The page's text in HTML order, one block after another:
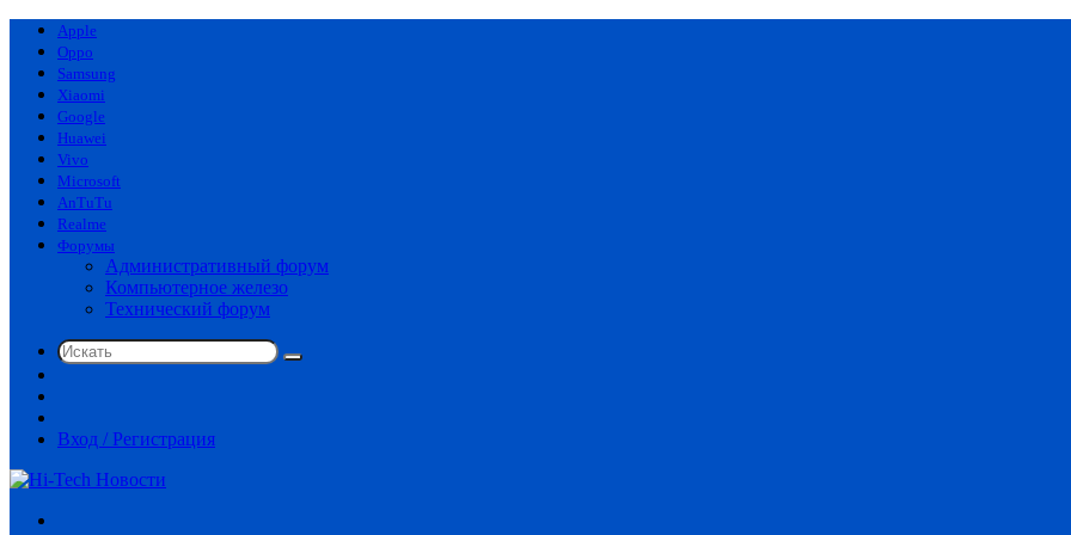
Apple
Oppo
Samsung
Xiaomi
Google
Huawei
Vivo
Microsoft
AnTuTu
Realme
Форумы
Административный форум
Компьютерное железо
Технический форум
Искать
статья
Вход / Регистрация